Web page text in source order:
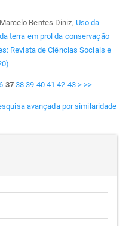
Bentes Diniz, Uso da
terra em prol da conservação
Revista de Ciências Sociais e
37 38 39 40 41 42 43 > >>
avançada por similaridade